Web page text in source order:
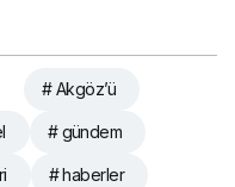
# Akgöz’ü
# gündem
# haberler